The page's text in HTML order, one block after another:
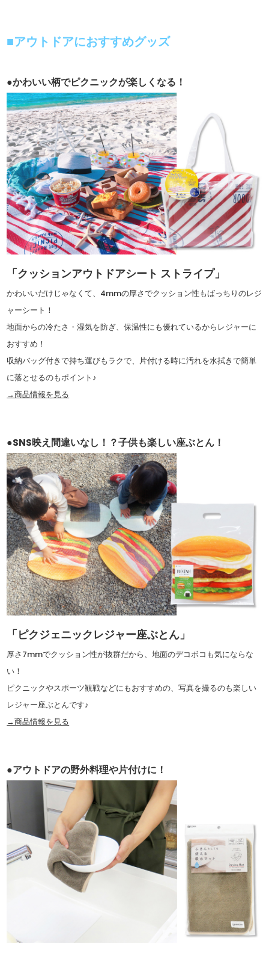
■アウトドアにおすすめグッズ
●かわいい柄でピクニックが楽しくなる！
「クッションアウトドアシート ストライプ」
かわいいだけじゃなくて、4mmの厚さでクッション性もばっちりのレジ
ャーシート！
地面からの冷たさ・湿気を防ぎ、保温性にも優れているからレジャーに
おすすめ！
収納バッグ付きで持ち運びもラクで、片付ける時に汚れを水拭きで簡単
に落とせるのもポイント♪
→商品情報を見る
●SNS映え間違いなし！？子供も楽しい座ぶとん！
「ピクジェニックレジャー座ぶとん」
厚さ7mmでクッション性が抜群だから、地面のデコボコも気にならな
い！
ピクニックやスポーツ観戦などにもおすすめの、写真を撮るのも楽しい
レジャー座ぶとんです♪
→商品情報を見る
●アウトドアの野外料理や片付けに！